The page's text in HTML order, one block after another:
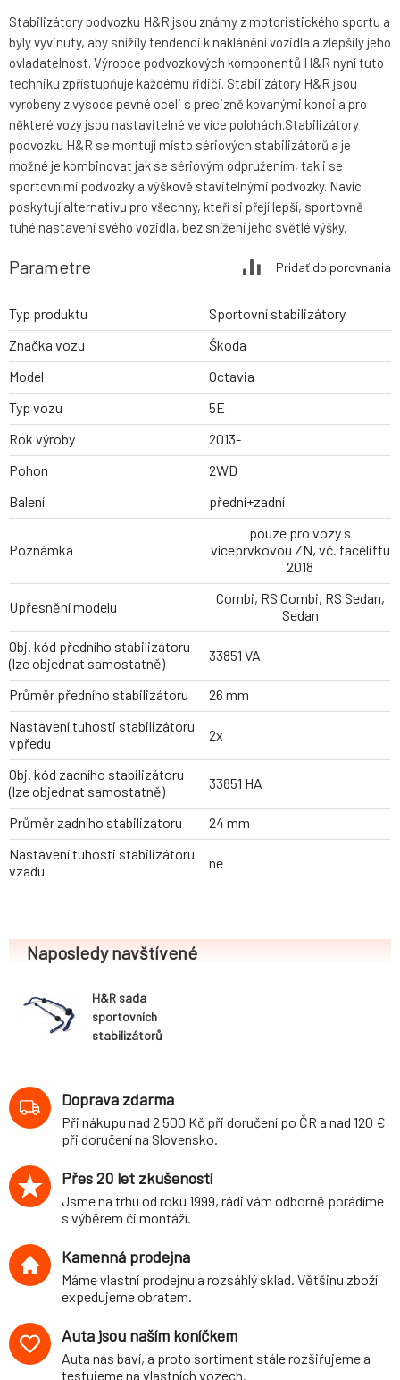
Stabilizátory podvozku H&R jsou známy z motoristického sportu a
byly vyvinuty, aby snížily tendenci k naklánění vozidla a zlepšily jeho
ovladatelnost. Výrobce podvozkových komponentů H&R nyní tuto
techniku zpřístupňuje každému řidiči. Stabilizátory H&R jsou
vyrobeny z vysoce pevné oceli s precizně kovanými konci a pro
některé vozy jsou nastavitelné ve více polohách.Stabilizátory
podvozku H&R se montují místo sériových stabilizátorů a je
možné je kombinovat jak se sériovým odpružením, tak i se
sportovními podvozky a výškově stavitelnými podvozky. Navíc
poskytují alternativu pro všechny, kteří si přejí lepší, sportovně
tuhé nastavení svého vozidla, bez snížení jeho světlé výšky.
Parametre Pridať do porovnania
Typ produktu
Sportovní stabilizátory
Značka vozu
Škoda
Model
Octavia
Typ vozu
5E
Rok výroby
2013-
Pohon
2WD
Balení
přední+zadní
Poznámka
pouze pro vozy s
víceprvkovou ZN, vč. faceliftu
2018
Upřesnění modelu
Combi, RS Combi, RS Sedan,
Sedan
Obj. kód předního stabilizátoru
(lze objednat samostatně)
33851 VA
Průměr předního stabilizátoru
26 mm
Nastavení tuhosti stabilizátoru
vpředu
2x
Obj. kód zadního stabilizátoru
(lze objednat samostatně)
33851 HA
Průměr zadního stabilizátoru
24 mm
Nastavení tuhosti stabilizátoru
vzadu
ne
Naposledy navštívené
H&R sada
sportovních
stabilizátorů
Octavia (5E)
Combi, RS
Combi, RS
Sedan, Sedan,
průměr 26
mm/24 mm, s
víceprvkovou ZN
Doprava zdarma
Při nákupu nad 2 500 Kč při doručení po ČR a nad 120 €
při doručení na Slovensko.
Přes 20 let zkušeností
Jsme na trhu od roku 1999, rádi vám odborně porádíme
s výběrem či montáží.
Kamenná prodejna
Máme vlastní prodejnu a rozsáhlý sklad. Většinu zboží
expedujeme obratem.
Auta jsou naším koníčkem
Auta nás baví, a proto sortiment stále rozšiřujeme a
testujeme na vlastních vozech.